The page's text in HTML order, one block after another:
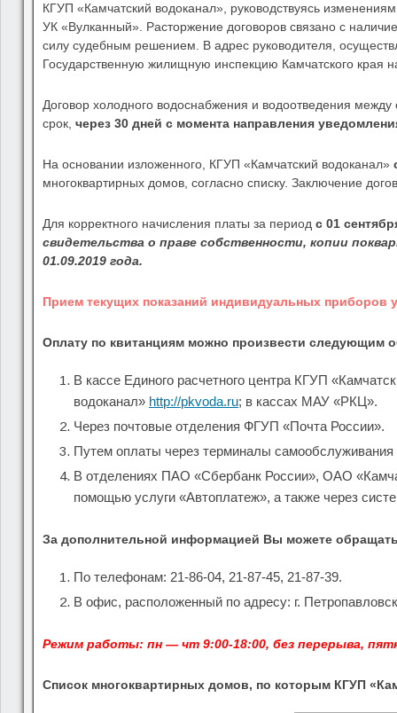
КГУП «Камчатский водоканал», руководствуясь
УК «Вулканный». Расторжение договоров связано с
силу судебным решением. В адрес руководителя,
Государственную жилищную инспекцию Камчатского края
Договор холодного водоснабжения и водоотведения
срок, через 30 дней с момента направления
На основании изложенного, КГУП «Камчатский водоканал»
многоквартирных домов, согласно списку. Заключение
Для корректного начисления платы за период с 01
свидетельства о праве собственности, копии
01.09.2019 года.
Прием текущих показаний индивидуальных приборов
Оплату по квитанциям можно произвести следующим
В кассе Единого расчетного центра КГУП
водоканал» http://pkvoda.ru; в кассах МАУ «РКЦ».
Через почтовые отделения ФГУП «Почта России».
Путем оплаты через терминалы
В отделениях ПАО «Сбербанк России», ОАО
помощью услуги «Автоплатеж», а также через
За дополнительной информацией Вы можете
По телефонам: 21-86-04, 21-87-45, 21-87-39.
В офис, расположенный по адресу: г.
Режим работы: пн — чт 9:00-18:00, без перерыва,
Список многоквартирных домов, по которым КГУП